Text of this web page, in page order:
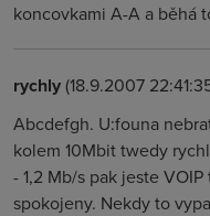
koncovkami A-A a běhá
rychly(18.9.2007
Abcdefgh. U:founa
kolem 10Mbit twedy
- 1,2 Mb/s pak jeste
spokojeny. Nekdy to